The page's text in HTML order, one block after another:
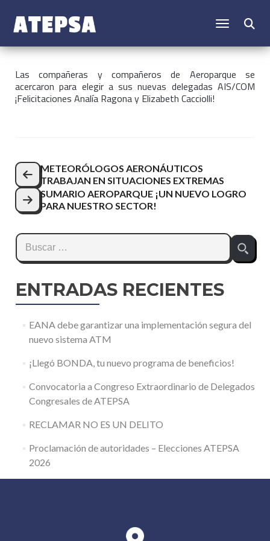
CAMBIAR
Las compañeras y compañeros de Aeroparque se
acercaron para elegira sus nuevas delegadas AIS/COM
¡Felicitaciones Analía Ragona y Elizabeth Cacciolli!
Navegación
de
entradas
METEORÓLOGOS AERONÁUTICOS
TRABAJAN EN SITUACIONES EXTREMAS
SUMARIO AEROPARQUE ¡UN NUEVO LOGRO
PARA NUESTRO SECTOR!
Buscar:
ENTRADAS RECIENTES
EANA debe garantizar una implementación segura del
nuevo sistema ATM
¡Llegó BONDA, tu nuevo programa de beneficios!
Convocatoria a Congreso Extraordinario de Delegados
Congresales de ATEPSA
RECLAMAR NO ES UN DELITO
Proclamación de autoridades – Elecciones ATEPSA
2026